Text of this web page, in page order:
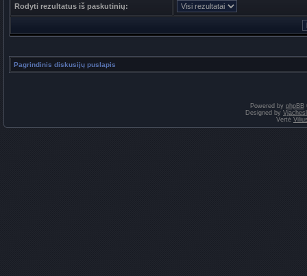
Rodyti rezultatus iš paskutinių:
Pagrindinis diskusijų puslapis
Powered by phpBB
Designed by
Vertė